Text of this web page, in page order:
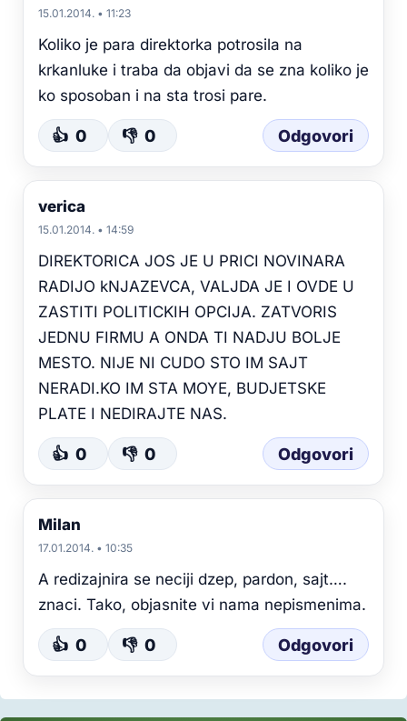
15.01.2014. • 11:23
Koliko je para direktorka potrosila na
krkanluke i traba da objavi da se zna koliko je
ko sposoban i na sta trosi pare.
👍 0 👎 0 Odgovori
verica
15.01.2014. • 14:59
DIREKTORICA JOS JE U PRICI NOVINARA
RADIJO kNJAZEVCA, VALJDA JE I OVDE U
ZASTITI POLITICKIH OPCIJA. ZATVORIS
JEDNU FIRMU A ONDA TI NADJU BOLJE
MESTO. NIJE NI CUDO STO IM SAJT
NERADI.KO IM STA MOYE, BUDJETSKE
PLATE I NEDIRAJTE NAS.
👍 0 👎 0 Odgovori
Milan
17.01.2014. • 10:35
A redizajnira se neciji dzep, pardon, sajt….
znaci. Tako, objasnite vi nama nepismenima.
👍 0 👎 0 Odgovori